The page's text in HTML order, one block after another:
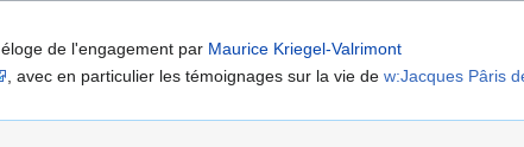
, éloge de l'engagement par Maurice Kriegel-Valrimont
, avec en particulier les témoignages sur la vie dew:Jacques Pâris